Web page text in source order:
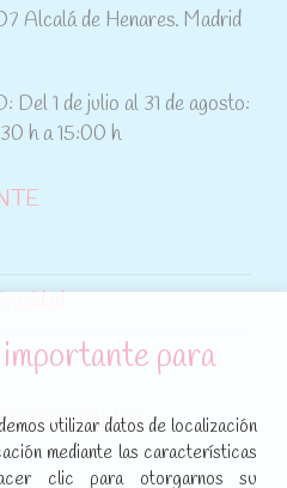
Alcalá de Henares. Madrid
1 de julio al 31 de agosto:
h a 15:00 h
SOCIALES
para
utilizar datos de localización
mediante las características
clic para otorgarnos su